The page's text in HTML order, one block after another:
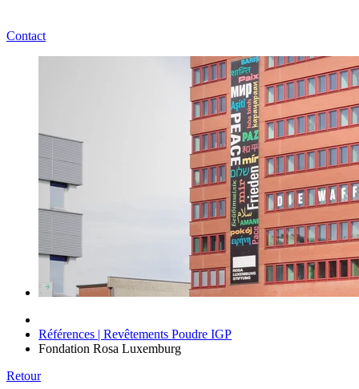
Contact
Références | Revêtements Poudre IGP
Fondation Rosa Luxemburg
Retour